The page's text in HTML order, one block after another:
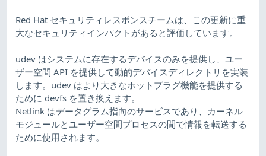
Red Hat セキュリティレスポンスチームは、この更新に重
大なセキュリティインパクトがあると評価しています。
udev はシステムに存在するデバイスのみを提供し、ユー
ザー空間 API を提供して動的デバイスディレクトリを実装
します。udev はより大きなホットプラグ機能を提供する
ために devfs を置き換えます。
Netlink はデータグラム指向のサービスであり、カーネル
モジュールとユーザー空間プロセスの間で情報を転送する
ために使用されます。